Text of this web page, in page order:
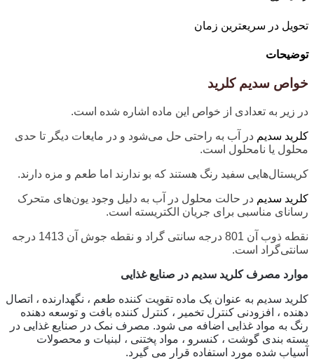
تحویل در سریعترین زمان
توضیحات
خواص سدیم کلرید
در زیر به تعدادی از خواص این ماده اشاره شده است.
کلرید سدیم در آب به راحتی حل می‌شود و در مایعات دیگر تا حدی
محلول یا نامحلول است.
کریستال‌هایی سفید رنگ هستند که بو ندارند اما طعم و مزه دارند.
کلرید سدیم در حالت محلول در آب به دلیل وجود یون‌های متحرک
رسانای مناسبی برای جریان الکتریسته است.
نقطه ذوب آن 801 درجه سانتی گراد و نقطه جوش آن 1413 درجه
سانتی‌گراد است.
موارد مصرف کلرید سدیم در صنایع غذایی
کلرید سدیم به عنوان یک ماده تقویت کننده طعم ، نگهدارنده ، اتصال
دهنده ، افزودنی کنترل تخمیر ، کنترل کننده بافت و توسعه دهنده
رنگ به مواد غذایی اضافه می شود. مصرف نمک در صنایع غذایی در
بسته بندی گوشت ، کنسرو ، مواد پختنی ، لبنیات و محصولات
آسیاب شده مورد استفاده قرار می گیرد.